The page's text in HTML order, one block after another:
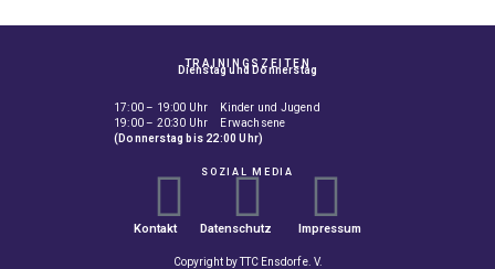
TRAININGSZEITEN
Dienstag und Donnerstag
17:00 – 19:00 Uhr Kinder und Jugend
19:00 – 20:30 Uhr Erwachsene
(Donnerstag bis 22:00 Uhr)
SOZIAL MEDIA
Kontakt Datenschutz Impressum
Copyright by TTC Ensdorf e. V.